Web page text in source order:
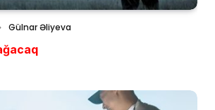
Gülnar Əliyeva